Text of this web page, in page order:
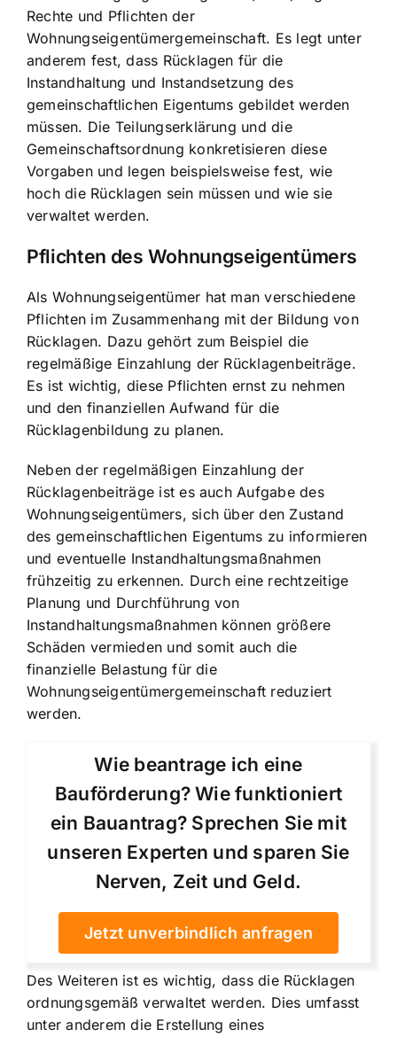
Rechte und Pflichten der
Wohnungseigentümergemeinschaft. Es legt unter
anderem fest, dass Rücklagen für die
Instandhaltung und Instandsetzung des
gemeinschaftlichen Eigentums gebildet werden
müssen. Die Teilungserklärung und die
Gemeinschaftsordnung konkretisieren diese
Vorgaben und legen beispielsweise fest, wie
hoch die Rücklagen sein müssen und wie sie
verwaltet werden.
Pflichten des Wohnungseigentümers
Als Wohnungseigentümer hat man verschiedene
Pflichten im Zusammenhang mit der Bildung von
Rücklagen. Dazu gehört zum Beispiel die
regelmäßige Einzahlung der Rücklagenbeiträge.
Es ist wichtig, diese Pflichten ernst zu nehmen
und den finanziellen Aufwand für die
Rücklagenbildung zu planen.
Neben der regelmäßigen Einzahlung der
Rücklagenbeiträge ist es auch Aufgabe des
Wohnungseigentümers, sich über den Zustand
des gemeinschaftlichen Eigentums zu informieren
und eventuelle Instandhaltungsmaßnahmen
frühzeitig zu erkennen. Durch eine rechtzeitige
Planung und Durchführung von
Instandhaltungsmaßnahmen können größere
Schäden vermieden und somit auch die
finanzielle Belastung für die
Wohnungseigentümergemeinschaft reduziert
werden.
Wie beantrage ich eine
Bauförderung? Wie funktioniert
ein Bauantrag? Sprechen Sie mit
unseren Experten und sparen Sie
Nerven, Zeit und Geld.
Jetzt unverbindlich anfragen
Des Weiteren ist es wichtig, dass die Rücklagen
ordnungsgemäß verwaltet werden. Dies umfasst
unter anderem die Erstellung eines